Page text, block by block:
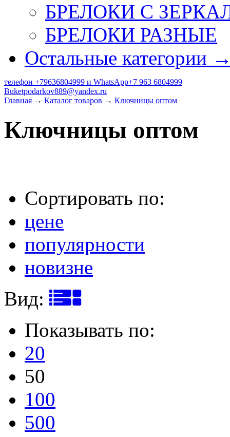
БРЕЛОКИ С
БРЕЛОКИ РАЗНЫЕ
Остальные категории
телефон +79636804999 и WhatsApp+7 963 6804999
Buketpodarkov889@yandex.ru
Главная → Каталог товаров → Ключницы оптом
Ключницы оптом
Сортировать по:
цене
популярности
новизне
Вид:
Показывать по:
20
50
100
500